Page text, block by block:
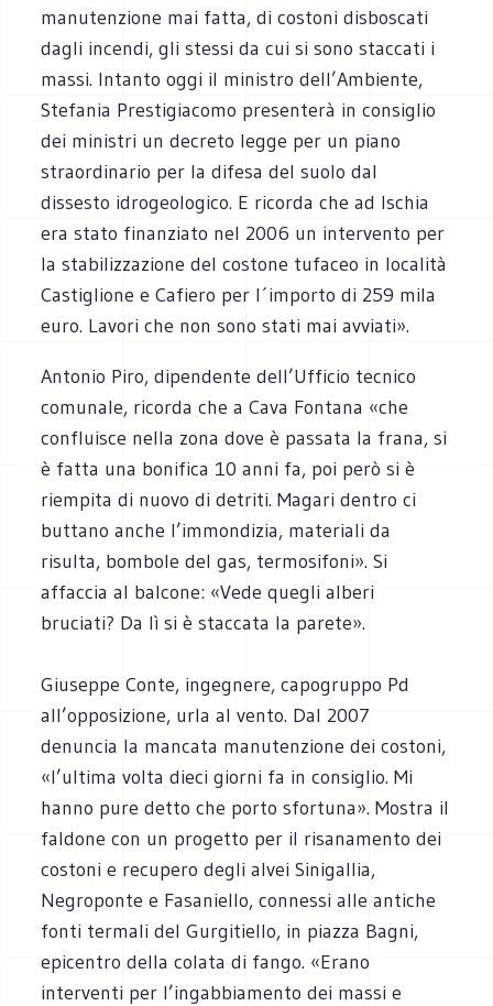
manutenzione mai fatta, di costoni disboscati
dagli incendi, gli stessi da cui si sono staccati i
massi. Intanto oggi il ministro dell’Ambiente,
Stefania Prestigiacomo presenterà in consiglio
dei ministri un decreto legge per un piano
straordinario per la difesa del suolo dal
dissesto idrogeologico. E ricorda che ad Ischia
era stato finanziato nel 2006 un intervento per
la stabilizzazione del costone tufaceo in località
Castiglione e Cafiero per l´importo di 259 mila
euro. Lavori che non sono stati mai avviati».
Antonio Piro, dipendente dell’Ufficio tecnico
comunale, ricorda che a Cava Fontana «che
confluisce nella zona dove è passata la frana, si
è fatta una bonifica 10 anni fa, poi però si è
riempita di nuovo di detriti. Magari dentro ci
buttano anche l’immondizia, materiali da
risulta, bombole del gas, termosifoni». Si
affaccia al balcone: «Vede quegli alberi
bruciati? Da lì si è staccata la parete».
Giuseppe Conte, ingegnere, capogruppo Pd
all’opposizione, urla al vento. Dal 2007
denuncia la mancata manutenzione dei costoni,
«l’ultima volta dieci giorni fa in consiglio. Mi
hanno pure detto che porto sfortuna». Mostra il
faldone con un progetto per il risanamento dei
costoni e recupero degli alvei Sinigallia,
Negroponte e Fasaniello, connessi alle antiche
fonti termali del Gurgitiello, in piazza Bagni,
epicentro della colata di fango. «Erano
interventi per l’ingabbiamento dei massi e